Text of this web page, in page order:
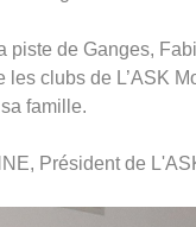
piste de Ganges,
les clubs de L’ASK
famille.
Président de